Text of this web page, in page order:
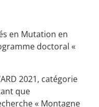
en Mutation en
doctoral «
2021, catégorie
que
« Montagne